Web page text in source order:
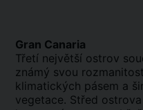
Gran Canaria
Třetí největší ostrov
známý svou
klimatických pásem a
vegetace. Střed